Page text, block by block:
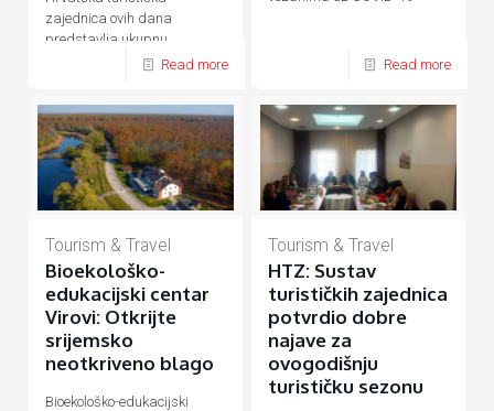
zajednica ovih dana
predstavlja ukupnu
hrvatsku turističku ponudu
Read more Read more
Tourism & Travel
Bioekološko-
edukacijski centar
Virovi: Otkrijte
srijemsko
neotkriveno blago
Bioekološko-edukacijski
Tourism & Travel
HTZ: Sustav
turističkih zajednica
potvrdio dobre
najave za
ovogodišnju
turističku sezonu